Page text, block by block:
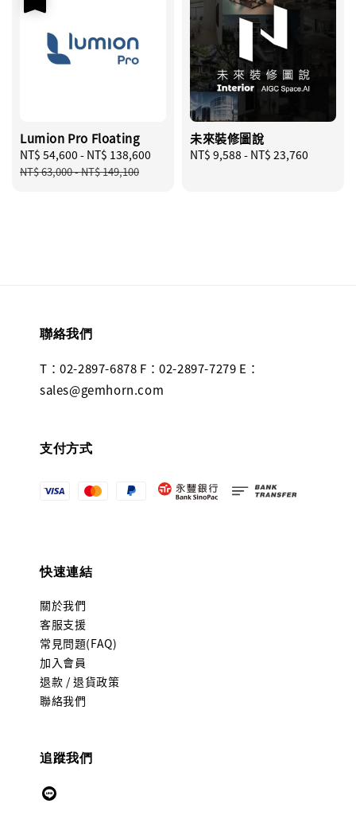
Lumion Pro Floating
Sale
price
NT$ 54,600 - NT$ 138,600
Regular
NT$ 63,000-NT$ 149,100
未來裝修圖說
Regular
NT$ 9,588 - NT$ 23,760
聯絡我們
T：02-2897-6878 F：02-2897-7279 E：
sales@gemhorn.com
支付方式
快速連結
關於我們
客服支援
常見問題(FAQ)
加入會員
退款 / 退貨政策
聯絡我們
追蹤我們